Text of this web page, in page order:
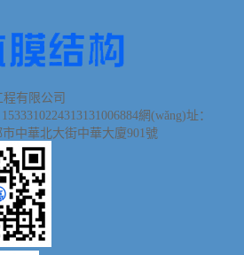
有限公司
13131006884網(wǎng)址：
中華北大街中華大廈901號